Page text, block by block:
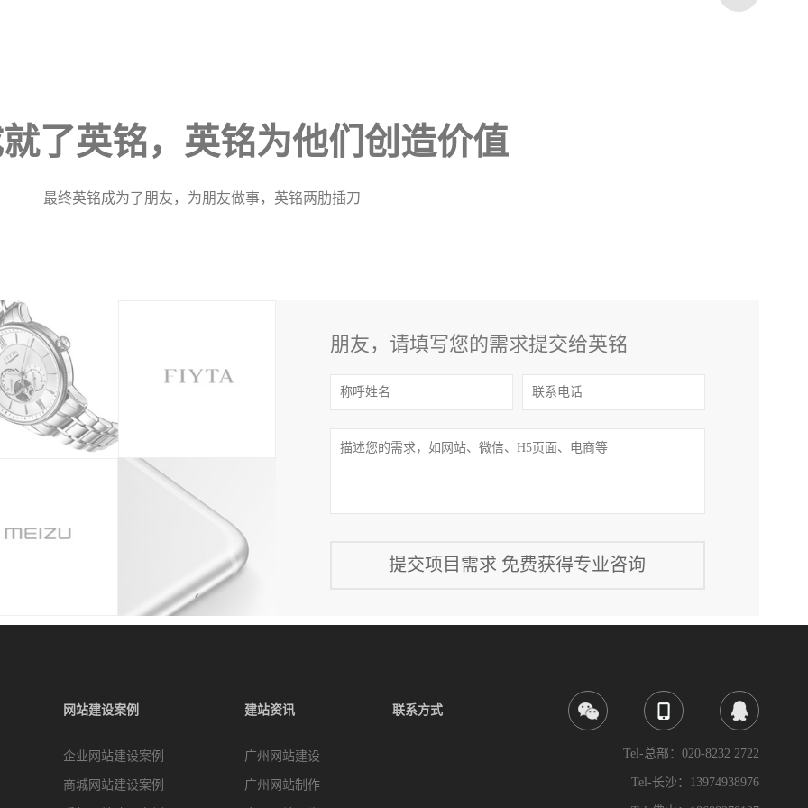
了英铭，英铭为他们创造价值
最终英铭成为了朋友，为朋友做事，英铭两肋插刀
朋友，请填写您的需求提交给英铭
网站建设案例
企业网站建设案例
商城网站建设案例
建站资讯
广州网站建设
广州网站制作
联系方式
Tel-总部：020-8232 2722
Tel-长沙：13974938976